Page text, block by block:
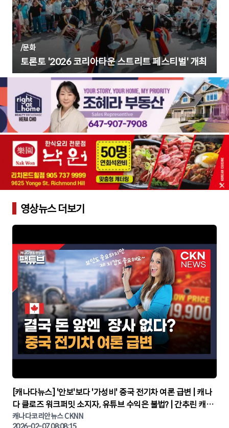
/문화
토론토 '2026 코리아타운 스트리트 페스티벌' 개최
영상뉴스 더보기
▶
[캐나다뉴스] '안보'보다 '가성비' 중국 전기차 여론 급변 | 캐나
다 클로즈 워크퍼밋 소지자, 유튜브 수익은 불법? | 간추린 캐나
다뉴스 | CKNNEWS, 캐나다코리안뉴스
캐나다코리안뉴스 CKNN